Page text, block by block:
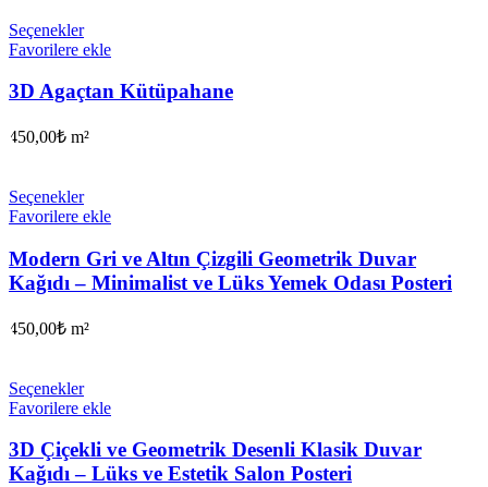
Seçenekler
Favorilere ekle
3D Agaçtan Kütüpahane
450,00₺ m²
Seçenekler
Favorilere ekle
Modern Gri ve Altın Çizgili Geometrik Duvar
Kağıdı – Minimalist ve Lüks Yemek Odası Posteri
450,00₺ m²
Seçenekler
Favorilere ekle
3D Çiçekli ve Geometrik Desenli Klasik Duvar
Kağıdı – Lüks ve Estetik Salon Posteri